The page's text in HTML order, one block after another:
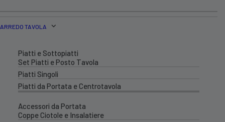
ARREDO TAVOLA
Piatti e Sottopiatti
Set Piatti e Posto Tavola
Piatti Singoli
Piatti da Portata e Centrotavola
Accessori da Portata
Coppe Ciotole e Insalatiere